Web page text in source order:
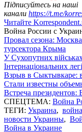
Підписуйтесь на наші
канали https://t.me/
Читайте
Война России с
Провал сезона:
турсектора Крыма
У Сухопутних
Інтернаціональних
Взрыв в Сыктывкаре:
Стали известны
Встреча президентов:
СПЕЦТЕМА: Война
ТЕГИ: Украина, война
новости Украины,
Война в Украине